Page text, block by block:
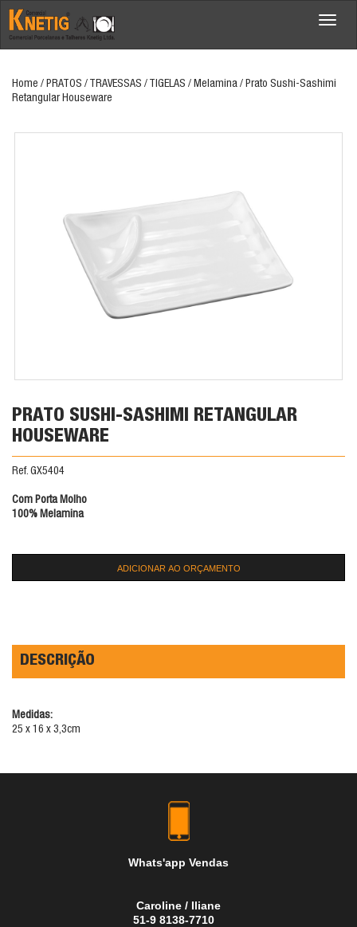
Menu
Home / PRATOS / TRAVESSAS / TIGELAS / Melamina / Prato Sushi-Sashimi
Retangular Houseware
PRATO SUSHI-SASHIMI RETANGULAR
HOUSEWARE
Ref. GX5404
Com Porta Molho
100% Melamina
ADICIONAR AO ORÇAMENTO
DESCRIÇÃO
Medidas:
25 x 16 x 3,3cm
Whats'app Vendas
Caroline / Iliane
51-9 8138-7710